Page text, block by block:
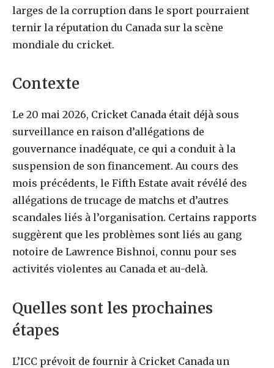
larges de la corruption dans le sport pourraient
ternir la réputation du Canada sur la scène
mondiale du cricket.
Contexte
Le 20 mai 2026, Cricket Canada était déjà sous
surveillance en raison d’allégations de
gouvernance inadéquate, ce qui a conduit à la
suspension de son financement. Au cours des
mois précédents, le Fifth Estate avait révélé des
allégations de trucage de matchs et d’autres
scandales liés à l’organisation. Certains rapports
suggèrent que les problèmes sont liés au gang
notoire de Lawrence Bishnoi, connu pour ses
activités violentes au Canada et au-delà.
Quelles sont les prochaines
étapes
L’ICC prévoit de fournir à Cricket Canada un